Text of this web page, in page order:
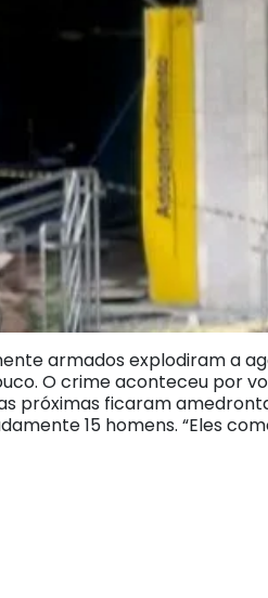
armados explodiram a
O crime aconteceu por
próximas ficaram
15 homens. “Eles